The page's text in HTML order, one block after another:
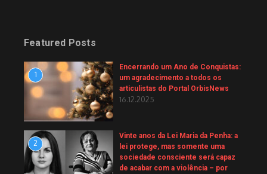
Featured Posts
1
Encerrando um Ano de Conquistas:
um agradecimento a todos os
articulistas do Portal OrbisNews
16.12.2025
2
Vinte anos da Lei Maria da Penha: a
lei protege, mas somente uma
sociedade consciente será capaz
de acabar com a violência – por